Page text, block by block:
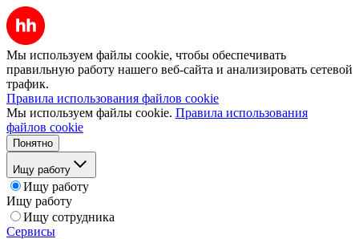
Мы используем файлы cookie, чтобы обеспечивать
правильную работу нашего веб-сайта и анализировать сетевой
трафик.
Правила использования файлов cookie
Мы используем файлы cookie. Правила использования
файлов cookie
Понятно
Ищу работу
Ищу работу
Ищу работу
Ищу сотрудника
Сервисы